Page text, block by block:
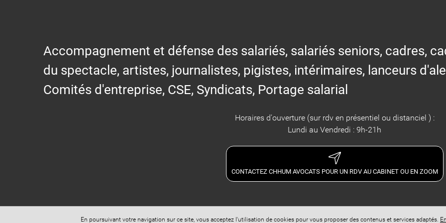
Accompagnement et défense des salariés, salariés seniors, cadres,
du spectacle, artistes, journalistes, pigistes, intérimaires, lanceurs
Comités d'entreprise, CSE, Syndicats, Portage salarial
Horaires d'ouverture (sur rdv en présentiel ou distanciel ) :
Lundi au Vendredi : 9h-21h
CONTACTEZ CHHUM AVOCATS POUR UN RDV AU CABINET OU EN ZOOM
Site réalisé avecDigital Avocat Accès administration
En poursuivant votre navigation sur ce site, vous acceptez l'utilisation de cookies pour vous proposer des contenus et services adaptés.